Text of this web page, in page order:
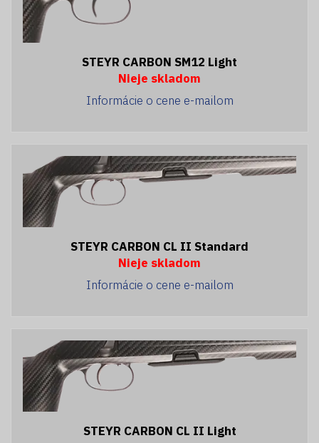
STEYR CARBON SM12 Light
Nieje skladom
Informácie o cene e-mailom
STEYR CARBON CL II Standard
Nieje skladom
Informácie o cene e-mailom
STEYR CARBON CL II Light